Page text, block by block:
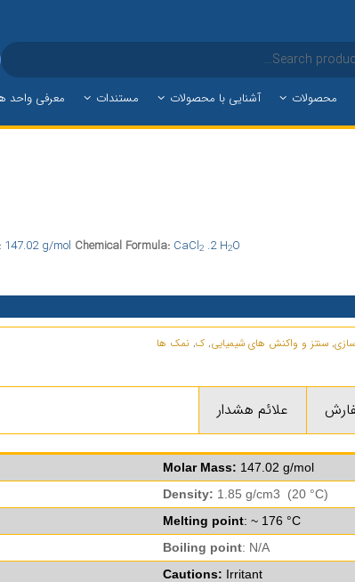
محصولات آشنایی با محصولات مستندات معرفی واحد
147.02 g/mol Chemical Formula: CaCl2 .2 H2O
, سنتز و واکنش های شیمیایی, ک, نمک ها
علائم هشدار
Molar Mass: 147.02 g/mol
Density: 1.85 g/cm3 (20 °C)
Melting point: ~ 176 °C
Boiling point: N/A
Cautions: Irritant